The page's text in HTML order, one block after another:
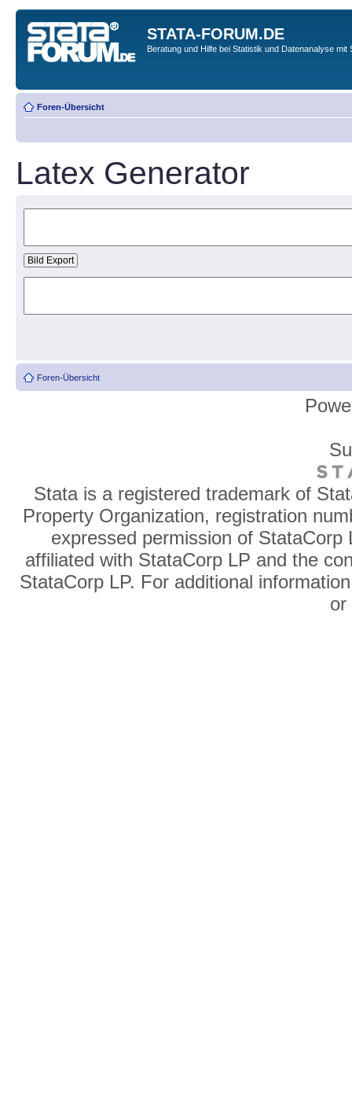
STATA-FORUM.DE
Beratung und Hilfe bei Statistik und Datenanalyse mit
Foren-Übersicht
Latex Generator
Foren-Übersicht
Stata is a registered trademark of
Property Organization, registration
expressed permission of
affiliated with StataCorp LP and the
StataCorp LP. For additional
or